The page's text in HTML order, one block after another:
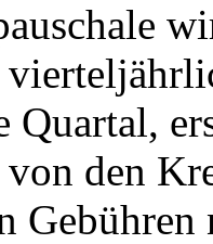
Quartal,
den